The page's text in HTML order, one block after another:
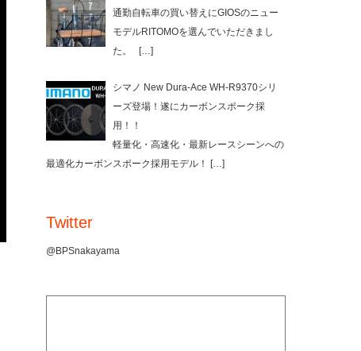
通勤自転車の買い替えにGIOSのニュー
モデルRITOMOを選んでいただきまし
た。
[…]
シマノ New Dura-Ace WH-R9370シリ
ーズ登場！遂にカーボンスポーク採
用！！
軽量化・高速化・最新レースシーンへの
最適化カーボンスポーク採用モデル！
[…]
Twitter
@BPSnakayama